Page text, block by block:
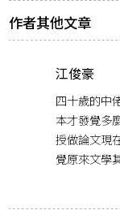
作者其他文章
江俊豪
四十歲的中
本才發覺多
授做論文現
覺原來文學